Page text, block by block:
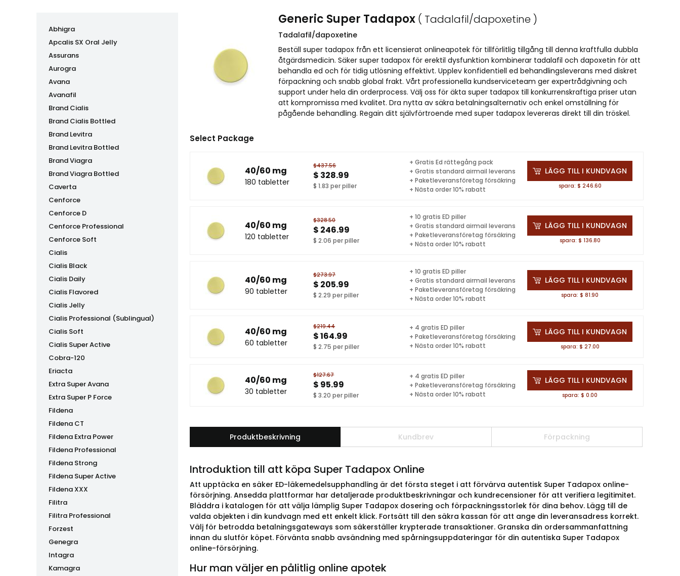
Abhigra
Apcalis SX Oral Jelly
Assurans
Aurogra
Avana
Avanafil
Brand Cialis
Brand Cialis Bottled
Brand Levitra
Brand Levitra Bottled
Brand Viagra
Brand Viagra Bottled
Caverta
Cenforce
Cenforce D
Cenforce Professional
Cenforce Soft
Cialis
Cialis Black
Cialis Daily
Cialis Flavored
Cialis Jelly
Cialis Professional (Sublingual)
Cialis Soft
Cialis Super Active
Cobra-120
Eriacta
Extra Super Avana
Extra Super P Force
Fildena
Fildena CT
Fildena Extra Power
Fildena Professional
Fildena Strong
Fildena Super Active
Fildena XXX
Filitra
Filitra Professional
Forzest
Genegra
Intagra
Kamagra
Generic Super Tadapox ( Tadalafil/dapoxetine )
Tadalafil/dapoxetine
Beställ super tadapox från ett licensierat onlineapotek för tillförlitlig tillgång till denna kraftfulla dubbla
åtgärdsmedicin. Säker super tadapox för erektil dysfunktion kombinerar tadalafil och dapoxetin för att
behandla ed och för tidig utlösning effektivt. Upplev konfidentiell ed behandlingsleverans med diskret
förpackning och snabb global frakt. Vårt professionella kundserviceteam ger expertrådgivning och
support under hela din orderprocess. Välj oss för äkta super tadapox till konkurrenskraftiga priser utan
att kompromissa med kvalitet. Dra nytta av säkra betalningsalternativ och enkel omställning för
pågående behandling. Regain ditt självförtroende med super tadapox levereras direkt till din tröskel.
Select Package
40/60 mg
180 tabletter
$437.56
$ 328.99
$ 1.83 per piller
+ Gratis Ed rättegång pack
+ Gratis standard airmail leverans
+ Paketleveransföretag försäkring
+ Nästa order 10% rabatt
LÄGG TILL I KUNDVAGN
spara: $ 246.60
40/60 mg
120 tabletter
$328.50
$ 246.99
$ 2.06 per piller
+ 10 gratis ED piller
+ Gratis standard airmail leverans
+ Paketleveransföretag försäkring
+ Nästa order 10% rabatt
LÄGG TILL I KUNDVAGN
spara: $ 136.80
40/60 mg
90 tabletter
$273.97
$ 205.99
$ 2.29 per piller
+ 10 gratis ED piller
+ Gratis standard airmail leverans
+ Paketleveransföretag försäkring
+ Nästa order 10% rabatt
LÄGG TILL I KUNDVAGN
spara: $ 81.90
40/60 mg
60 tabletter
$219.44
$ 164.99
$ 2.75 per piller
+ 4 gratis ED piller
+ Paketleveransföretag försäkring
+ Nästa order 10% rabatt
LÄGG TILL I KUNDVAGN
spara: $ 27.00
40/60 mg
30 tabletter
$127.67
$ 95.99
$ 3.20 per piller
+ 4 gratis ED piller
+ Paketleveransföretag försäkring
+ Nästa order 10% rabatt
LÄGG TILL I KUNDVAGN
spara: $ 0.00
Produktbeskrivning Kundbrev Förpackning
Introduktion till att köpa Super Tadapox Online
Att upptäcka en säker ED-läkemedelsupphandling är det första steget i att förvärva autentisk Super Tadapox online-
försörjning. Ansedda plattformar har detaljerade produktbeskrivningar och kundrecensioner för att verifiera legitimitet.
Bläddra i katalogen för att välja lämplig Super Tadapox dosering och förpackningsstorlek för dina behov. Lägg till de
valda objekten i din kundvagn med ett enkelt klick. Fortsätt till den säkra kassan för att ange din leveransadress korrekt.
Välj för betrodda betalningsgateways som säkerställer krypterade transaktioner. Granska din ordersammanfattning
innan du slutför köpet. Förvänta snabb avsändning med spårningsuppdateringar för din autentiska Super Tadapox
online-försörjning.
Hur man väljer en pålitlig online apotek